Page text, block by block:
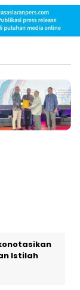
Istilah